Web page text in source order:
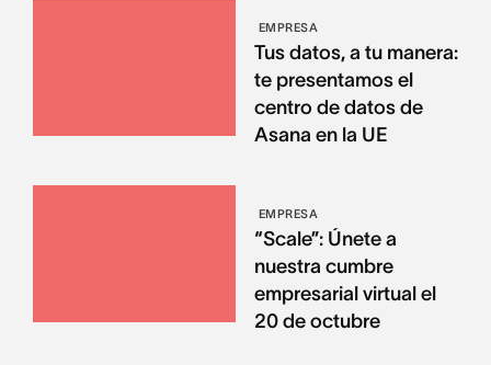
EMPRESA
Tus datos, a tu manera:
te presentamos el
centro de datos de
Asana en la UE
EMPRESA
“Scale”: Únete a
nuestra cumbre
empresarial virtual el
20 de octubre